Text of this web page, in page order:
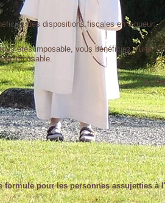
des dispositions fiscales en vigueur:
êtes imposable, vous bénéficiez d'une
imposable.
formule pour les personnes assujetties à